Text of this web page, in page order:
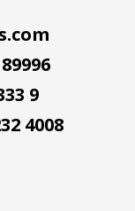
9
4008